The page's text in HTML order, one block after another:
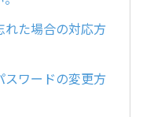
れた場合の対応方
スワードの変更方